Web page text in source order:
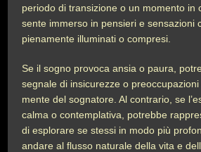
periodo di transizione o un momento in
sente immerso in pensieri e sensazioni
pienamente illuminati o compresi.
Se il sogno provoca ansia o paura,
segnale di insicurezze o
mente del sognatore. Al contrario, se
calma o contemplativa, potrebbe
di esplorare se stessi in modo più
andare al flusso naturale della vita e